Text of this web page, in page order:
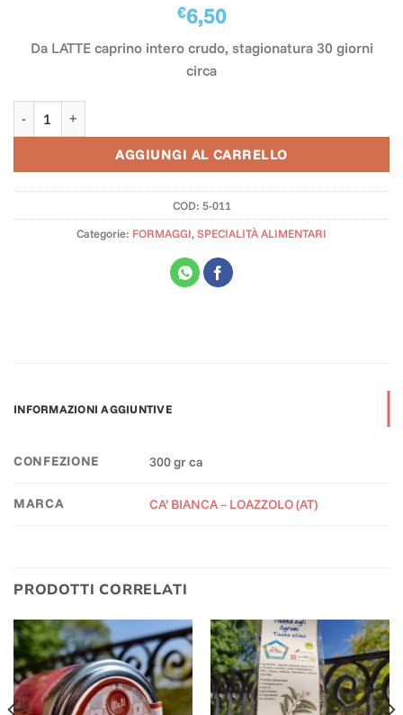
€6,50
Da LATTE caprino intero crudo, stagionatura 30 giorni
circa
AGGIUNGI AL CARRELLO
COD: 5-011
Categorie: FORMAGGI,SPECIALITÀ ALIMENTARI
INFORMAZIONI AGGIUNTIVE
CONFEZIONE 300 gr ca
MARCA CA’ BIANCA – LOAZZOLO (AT)
PRODOTTI CORRELATI